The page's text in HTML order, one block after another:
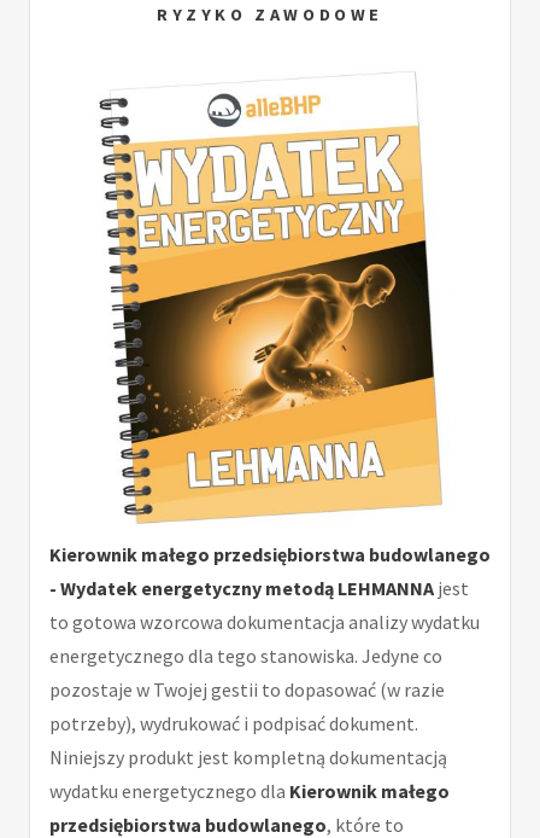
RYZYKO ZAWODOWE
Kierownik małego przedsiębiorstwa budowlanego
- Wydatek energetyczny metodą LEHMANNA jest
to gotowa wzorcowa dokumentacja analizy wydatku
energetycznego dla tego stanowiska. Jedyne co
pozostaje w Twojej gestii to dopasować (w razie
potrzeby), wydrukować i podpisać dokument.
Niniejszy produkt jest kompletną dokumentacją
wydatku energetycznego dla Kierownik małego
przedsiębiorstwa budowlanego, które to